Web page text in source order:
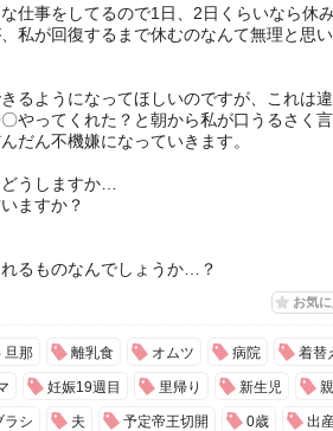
仕事をしてるので1日、2日くらいなら休
私が回復するまで休むのなんて無理と思い
るようになってほしいのですが、これは違
やってくれた？と朝から私が口うるさく
だん不機嫌になっていきます。
うしますか…
ますか？
るものなんでしょうか…？
お気
旦那 離乳食 オムツ 病院 着替
妊娠19週目 里帰り 新生児 親
ラシ 夫 予定帝王切開 0歳 出